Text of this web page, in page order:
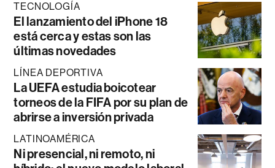
TECNOLOGÍA
El lanzamiento del iPhone 18
está cerca y estas son las
últimas novedades
LÍNEA DEPORTIVA
La UEFA estudia boicotear
torneos de la FIFA por su plan de
abrirse a inversión privada
LATINOAMÉRICA
Ni presencial, ni remoto, ni